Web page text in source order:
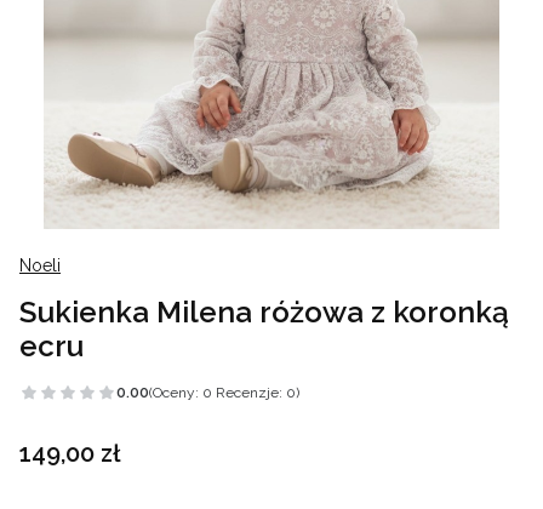
Noeli
Sukienka Milena różowa z koronką
ecru
0.00(Oceny: 0 Recenzje: 0)
Cena
149,00 zł